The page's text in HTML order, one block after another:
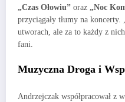
„Czas Ołowiu” oraz „Noc
przyciągały tłumy na koncerty.
utworach, ale za to każdy z
fani.
Muzyczna Droga i
Andrzejczak współpracował